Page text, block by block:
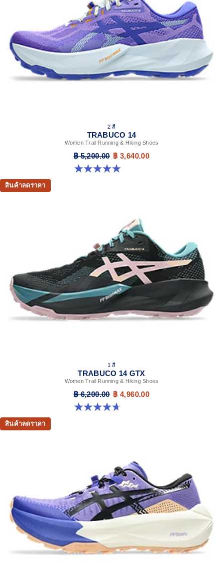
2 สี
TRABUCO 14
Women Trail Running & Hiking Shoes
฿ 5,200.00 ฿ 3,640.00
5.0 จาก 5 ดาว 43 รีวิว
สินค้าลดราคา
1 สี
TRABUCO 14 GTX
Women Trail Running & Hiking Shoes
฿ 6,200.00 ฿ 4,960.00
4.7 จาก 5 ดาว 15 รีวิว
สินค้าลดราคา